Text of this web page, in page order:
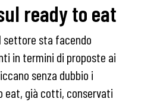
ready to eat
settore sta facendo
in termini di proposte ai
senza dubbio i
eat, già cotti, conservati